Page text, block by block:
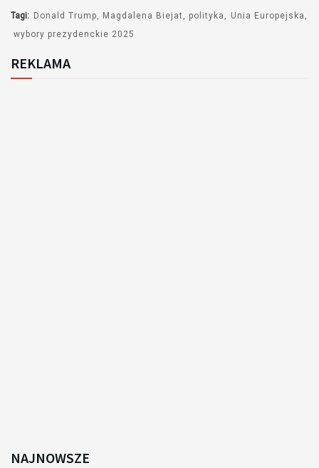
Tagi: Donald Trump Magdalena Biejat polityka
Unia Europejska
wybory prezydenckie 2025
REKLAMA
NAJNOWSZE